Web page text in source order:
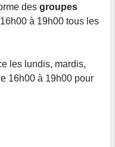
des groupes
à 19h00 tous les
les lundis, mardis,
16h00 à 19h00 pour